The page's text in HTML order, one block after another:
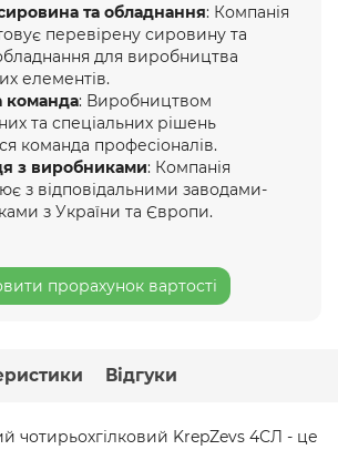
та обладнання: Компанія
перевірену сировину та
для виробництва
елементів.
команда: Виробництвом
та спеціальних рішень
команда професіоналів.
з виробниками: Компанія
з відповідальними заводами-
з України та Європи.
прорахунок вартості
Відгуки
чотирьохгілковий KrepZevs 4СЛ - це